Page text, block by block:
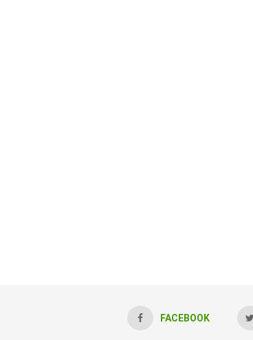
FACEBOOK